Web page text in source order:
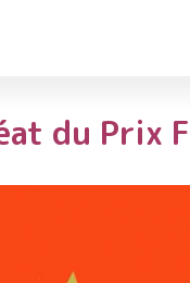
du Prix